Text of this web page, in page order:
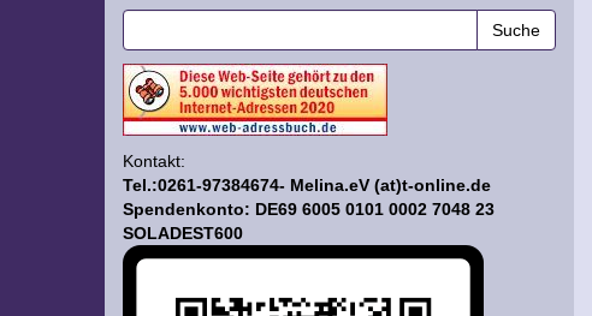
Kontakt:
Tel.:0261-97384674- Melina.eV (at)t-online.de
Spendenkonto: DE69 6005 0101 0002 7048 23
SOLADEST600